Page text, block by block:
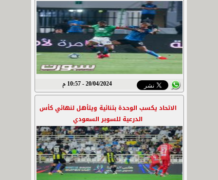
20/04/2024 - 10:57 م
الاتحاد يكسب الوحدة بثنائية ويتأهل لنهائي كأس
الدرعية للسوبر السعودي